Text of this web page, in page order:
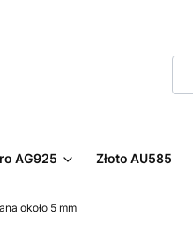
AG925 Złoto AU585
około 5 mm